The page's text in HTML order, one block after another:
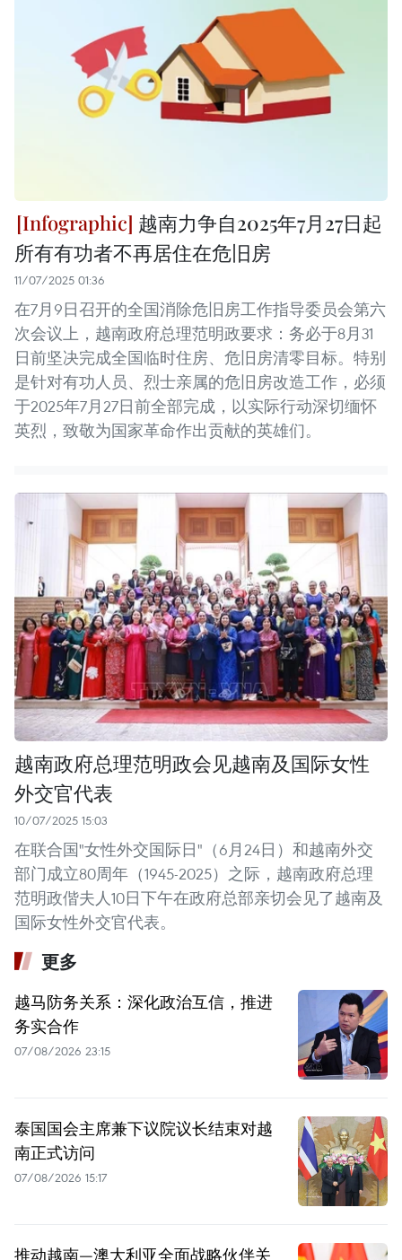
越南力争自2025年7月27日起
所有有功者不再居住在危旧房
11/07/2025 01:36
在7月9日召开的全国消除危旧房工作指导委员会第六
次会议上，越南政府总理范明政要求：务必于8月31
日前坚决完成全国临时住房、危旧房清零目标。特别
是针对有功人员、烈士亲属的危旧房改造工作，必须
于2025年7月27日前全部完成，以实际行动深切缅怀
英烈，致敬为国家革命作出贡献的英雄们。
越南政府总理范明政会见越南及国际女性
外交官代表
10/07/2025 15:03
在联合国"女性外交国际日"（6月24日）和越南外交
部门成立80周年（1945-2025）之际，越南政府总理
范明政偕夫人10日下午在政府总部亲切会见了越南及
国际女性外交官代表。
更多
越马防务关系：深化政治互信，推进
务实合作
07/08/2026 23:15
泰国国会主席兼下议院议长结束对越
南正式访问
07/08/2026 15:17
推动越南—澳大利亚全面战略伙伴关